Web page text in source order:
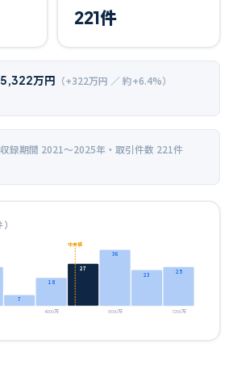
221件
5,322万円 （+322万円 ／ 約+6.4%）
収録期間 2021〜2025年 ・取引件数 221件
7
18
27
36
23 25
4000万 5600万 7200万
中央値